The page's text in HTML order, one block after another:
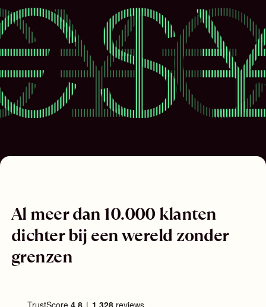
Al meer dan 10.000 klanten
dichter bij een wereld zonder
grenzen